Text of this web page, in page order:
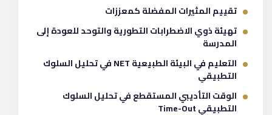
تقييم المثيرات المفضلة كمعززات
تهيئة ذوي الاضطرابات التطورية والتوحد للعودة إلى
المدرسة
التعليم في البيئة الطبيعية NET في تحليل السلوك
التطبيقي
الوقت التأديبي المستقطع في تحليل السلوك
التطبيقي Time-Out